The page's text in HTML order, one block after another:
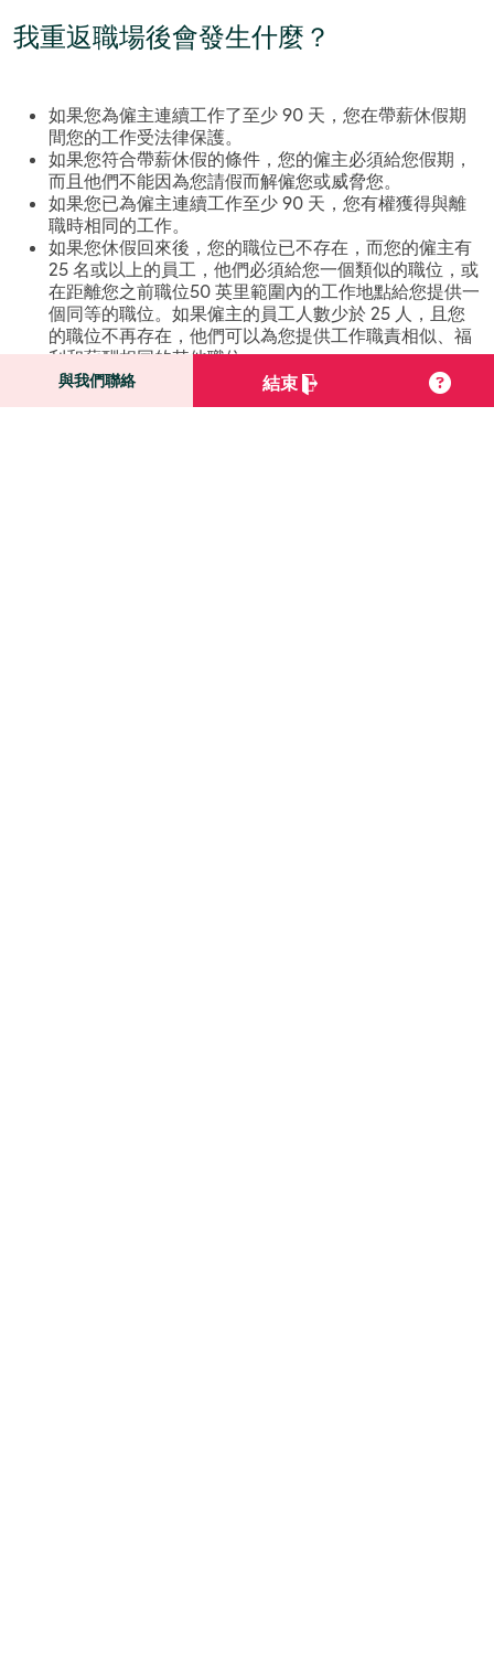
與我們聯絡 結束
我重返職場後會發生什麼？
如果您為僱主連續工作了至少 90 天，您在帶薪休假期
間您的工作受法律保護。
如果您符合帶薪休假的條件，您的僱主必須給您假期，
而且他們不能因為您請假而解僱您或威脅您。
如果您已為僱主連續工作至少 90 天，您有權獲得與離
職時相同的工作。
如果您休假回來後，您的職位已不存在，而您的僱主有
25 名或以上的員工，他們必須給您一個類似的職位，或
在距離您之前職位50 英里範圍內的工作地點給您提供一
個同等的職位。如果僱主的員工人數少於 25 人，且您
的職位不再存在，他們可以為您提供工作職責相似、福
利和薪酬相同的其他職位。